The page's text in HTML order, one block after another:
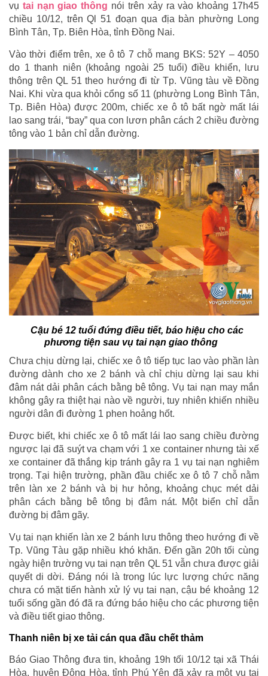
vụ tai nạn giao thông nói trên xảy ra vào khoảng 17h45
chiều 10/12, trên Ql 51 đoạn qua địa bàn phường Long
Bình Tân, Tp. Biên Hòa, tỉnh Đồng Nai.
Vào thời điểm trên, xe ô tô 7 chỗ mang BKS: 52Y – 4050
do 1 thanh niên (khoảng ngoài 25 tuổi) điều khiển, lưu
thông trên QL 51 theo hướng đi từ Tp. Vũng tàu về Đồng
Nai. Khi vừa qua khỏi cổng số 11 (phường Long Bình Tân,
Tp. Biên Hòa) được 200m, chiếc xe ô tô bất ngờ mất lái
lao sang trái, “bay” qua con lươn phân cách 2 chiều đường
tông vào 1 bản chỉ dẫn đường.
Cậu bé 12 tuổi đứng điều tiết, báo hiệu cho các
phương tiện sau vụ tai nạn giao thông
Chưa chịu dừng lại, chiếc xe ô tô tiếp tục lao vào phần làn
đường dành cho xe 2 bánh và chỉ chịu dừng lại sau khi
đâm nát dải phân cách bằng bê tông. Vụ tai nạn may mắn
không gây ra thiệt hại nào về người, tuy nhiên khiến nhiều
người dân đi đường 1 phen hoảng hốt.
Được biết, khi chiếc xe ô tô mất lái lao sang chiều đường
ngược lại đã suýt va chạm với 1 xe container nhưng tài xế
xe container đã thắng kịp tránh gây ra 1 vụ tai nạn nghiêm
trọng. Tại hiện trường, phần đầu chiếc xe ô tô 7 chỗ nằm
trên làn xe 2 bánh và bị hư hỏng, khoảng chục mét dải
phân cách bằng bê tông bị đâm nát. Một biển chỉ dẫn
đường bị đâm gãy.
Vụ tai nạn khiến làn xe 2 bánh lưu thông theo hướng đi về
Tp. Vũng Tàu gặp nhiều khó khăn. Đến gần 20h tối cùng
ngày hiện trường vụ tai nạn trên QL 51 vẫn chưa được giải
quyết di dời. Đáng nói là trong lúc lực lượng chức năng
chưa có mặt tiến hành xử lý vụ tai nạn, cậu bé khoảng 12
tuổi sống gần đó đã ra đứng báo hiệu cho các phương tiện
và điều tiết giao thông.
Thanh niên bị xe tải cán qua đầu chết thảm
Báo Giao Thông đưa tin, khoảng 19h tối 10/12 tại xã Thái
Hòa, huyện Đông Hòa, tỉnh Phú Yên đã xảy ra một vụ tai